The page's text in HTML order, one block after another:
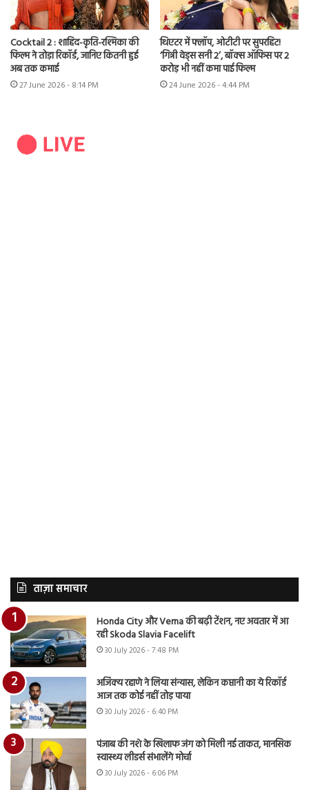
Cocktail 2 : शाहिद-कृति-रश्मिका की
फिल्म ने तोड़ा रिकॉर्ड, जानिए कितनी हुई
अब तक कमाई
27 June 2026 - 8:14 PM
थिएटर में फ्लॉप, ओटीटी पर सुपरहिट!
‘गिन्नी वेड्स सनी 2’, बॉक्स ऑफिस पर 2
करोड़ भी नहीं कमा पाई फिल्म
24 June 2026 - 4:44 PM
ताज़ा समाचार
Honda City और Verna की बढ़ी टेंशन, नए अवतार में आ
रही Skoda Slavia Facelift
30 July 2026 - 7:48 PM
अजिंक्य रहाणे ने लिया संन्यास, लेकिन कप्तानी का ये रिकॉर्ड
आज तक कोई नहीं तोड़ पाया
30 July 2026 - 6:40 PM
पंजाब की नशे के खिलाफ जंग को मिली नई ताकत, मानसिक
स्वास्थ्य लीडर्स संभालेंगे मोर्चा
30 July 2026 - 6:06 PM